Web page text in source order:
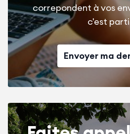
correpondent à vos
c'est
Envoyer ma